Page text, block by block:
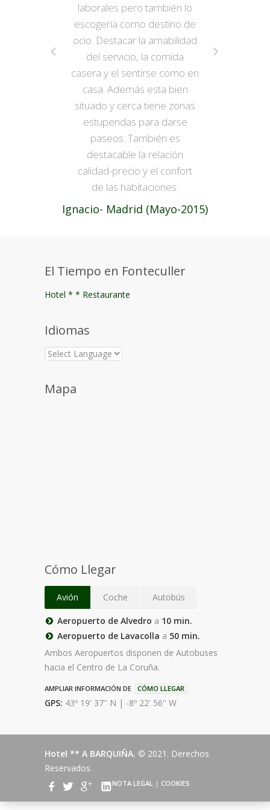
laborales pero también lo
escogería como destino de
ocio. Destacar la amabilidad
del servicio, la comida
casera y el sentirse como en
casa. Además esta bien
situado y cerca tiene zonas
estupendas para darse
paseos. También es
destacable la relación
calidad-precio y el confort
de las habitaciones.
Ignacio- Madrid (Mayo-2015)
El Tiempo en Fonteculler
Hotel * * Restaurante
Idiomas
Mapa
Cómo Llegar
Avión Coche Autobús
Aeropuerto de Alvedro a 10 min.
Aeropuerto de Lavacolla a 50 min.
Ambos Aeropuertos disponen de Autobuses
hacia el Centro de La Coruña.
AMPLIAR INFORMACIÓN DE CÓMO LLEGAR
GPS: 43º 19' 37'' N | -8º 22' 56'' W
Hotel ** A BARQUIÑA. © 2021. Derechos
Reservados.
NOTA LEGAL| COOKIES